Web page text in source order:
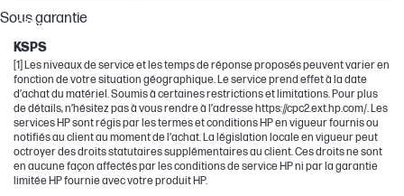
Sous garantie
Other compatible products
KSPS
[1] Les niveaux de service et les temps de réponse proposés peuvent varier en
fonction de votre situation géographique. Le service prend effet à la date
d’achat du matériel. Soumis à certaines restrictions et limitations. Pour plus
de détails, n’hésitez pas à vous rendre à l’adresse https://cpc2.ext.hp.com/. Les
services HP sont régis par les termes et conditions HP en vigueur fournis ou
notifiés au client au moment de l’achat. La législation locale en vigueur peut
octroyer des droits statutaires supplémentaires au client. Ces droits ne sont
en aucune façon affectés par les conditions de service HP ni par la garantie
limitée HP fournie avec votre produit HP.